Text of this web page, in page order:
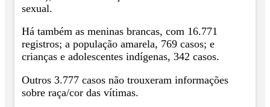
sexual.
Há também as meninas brancas, com 16.771
registros; a população amarela, 769 casos; e
crianças e adolescentes indígenas, 342 casos.
Outros 3.777 casos não trouxeram informações
sobre raça/cor das vítimas.